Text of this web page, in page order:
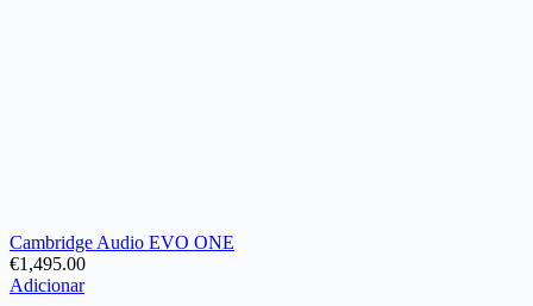
Cambridge Audio EVO ONE
€1,495.00
Adicionar